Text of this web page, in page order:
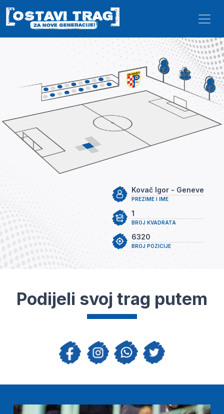
Skip to main content
PREZIME I IME
Kovač Igor - Geneve
BROJ KVADRATA
1
BROJ POZICIJE
6320
Podijeli svoj trag putem